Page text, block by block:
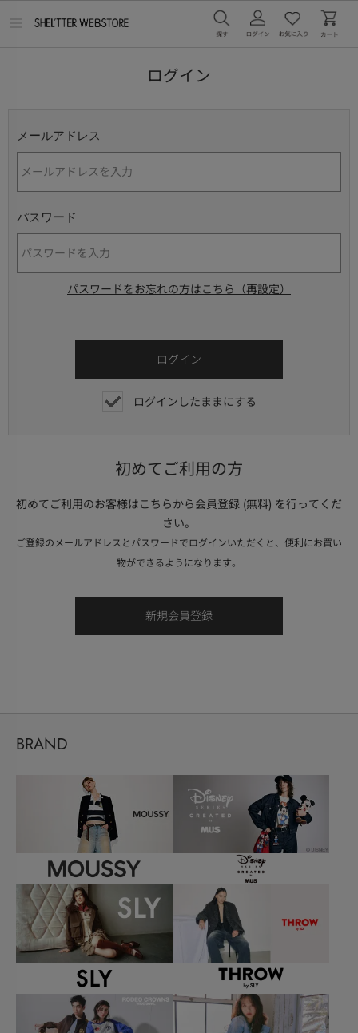
ログイン
メールアドレス
パスワード
パスワードをお忘れの方はこちら（再設定）
ログインしたままにする
初めてご利用の方
初めてご利用のお客様はこちらから会員登録 (無料) を行ってくだ
さい。
ご登録のメールアドレスとパスワードでログインいただくと、便利にお買い
物ができるようになります。
BRAND